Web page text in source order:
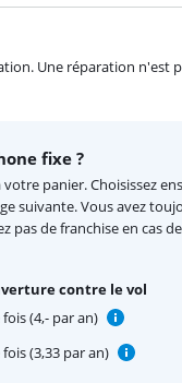
Une réparation n'est
fixe ?
panier. Choisissez
suivante. Vous avez
pas de franchise en cas de
contre le vol
(4,- par an)
(3,33 par an)